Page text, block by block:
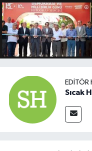
EDITÖR
Sıcak